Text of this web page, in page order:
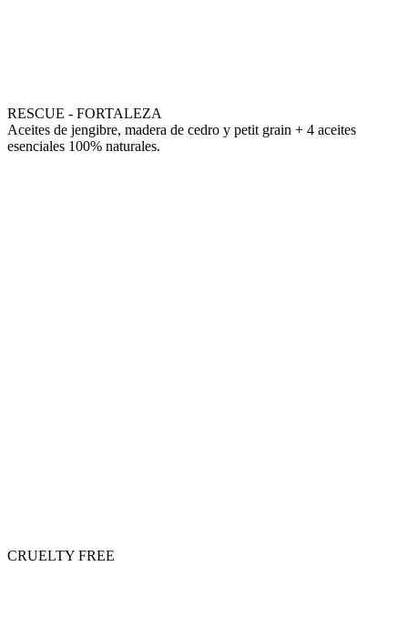
RESCUE - FORTALEZA
Aceites de jengibre, madera de cedro y petit grain + 4 aceites
esenciales 100% naturales.
CRUELTY FREE